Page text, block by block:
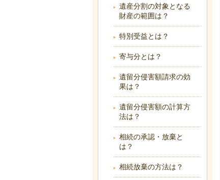
遺産分割の対象となる
財産の範囲は？
特別受益とは？
寄与分とは？
遺留分侵害額請求の効
果は？
遺留分侵害額の計算方
法は？
相続の承認・放棄と
は？
相続放棄の方法は？